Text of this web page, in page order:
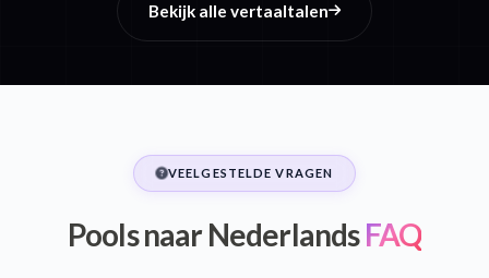
Bekijk alle vertaaltalen
VEELGESTELDE VRAGEN
Pools naar NederlandsFAQ